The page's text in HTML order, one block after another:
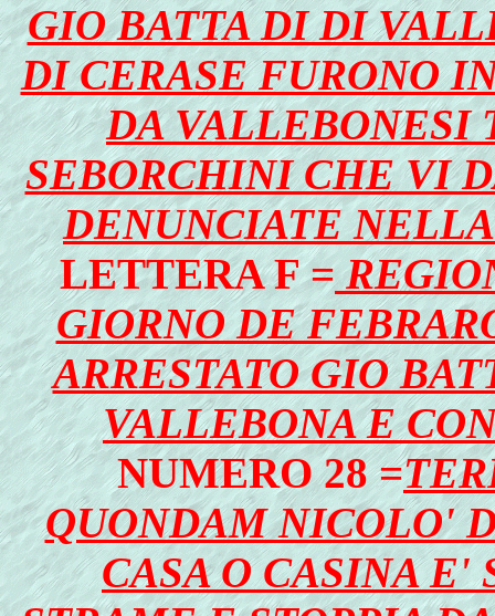
GIO BATTA DI DI
DI CERASE FURONO
DA VALLEBONESI
SEBORCHINI CHE VI
DENUNCIATE
LETTERA F =
GIORNO DE
ARRESTATO GIO
VALLEBONA E
NUMERO 28 =
QUONDAM NICOLO'
CASA O CASINA E'